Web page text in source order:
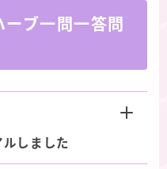
ブ一問一答問
しました